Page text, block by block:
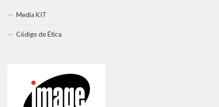
Media KIT
Código de Ética